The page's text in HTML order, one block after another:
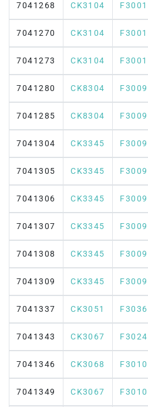
7041268 CK3104 F3001
7041270 CK3104 F3001
7041273 CK3104 F3001
7041280 CK8304 F3009
7041285 CK8304 F3009
7041304 CK3345 F3009
7041305 CK3345 F3009
7041306 CK3345 F3009
7041307 CK3345 F3009
7041308 CK3345 F3009
7041309 CK3345 F3009
7041337 CK3051 F3036
7041343 CK3067 F3024
7041346 CK3068 F3010
7041349 CK3067 F3010